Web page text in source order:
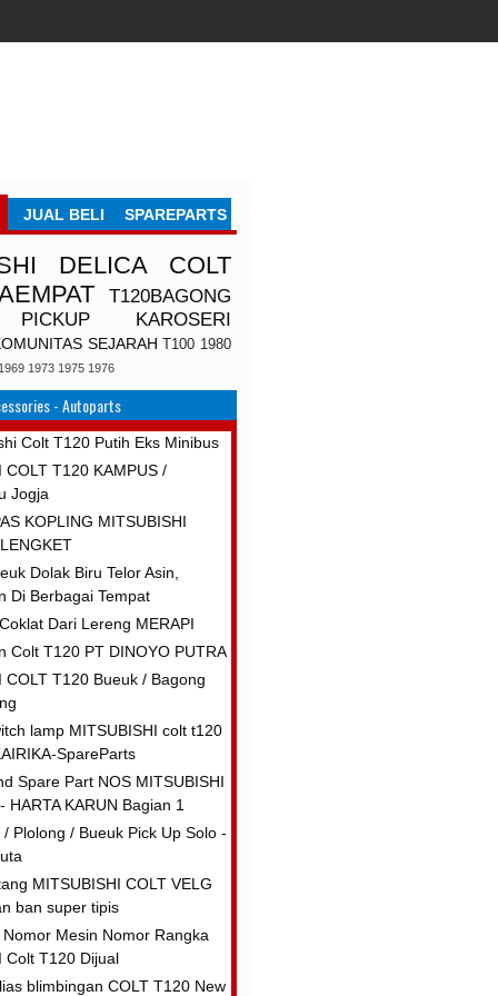
JUAL BELI SPAREPARTS
DELICA
COLT
T120BAGONG
PICKUP
KAROSERI
SEJARAH T100 1980
1973 1975 1976
- Autoparts
Colt T120 Putih Eks Minibus
COLT T120 KAMPUS /
Jogja
KOPLING MITSUBISHI
Dolak Biru Telor Asin,
Di Berbagai Tempat
Dari Lereng MERAPI
Colt T120 PT DINOYO PUTRA
COLT T120 Bueuk / Bagong
lamp MITSUBISHI colt t120
SpareParts
Spare Part NOS MITSUBISHI
HARTA KARUN Bagian 1
Plolong / Bueuk Pick Up Solo -
MITSUBISHI COLT VELG
ban super tipis
Nomor Mesin Nomor Rangka
Colt T120 Dijual
blimbingan COLT T120 New